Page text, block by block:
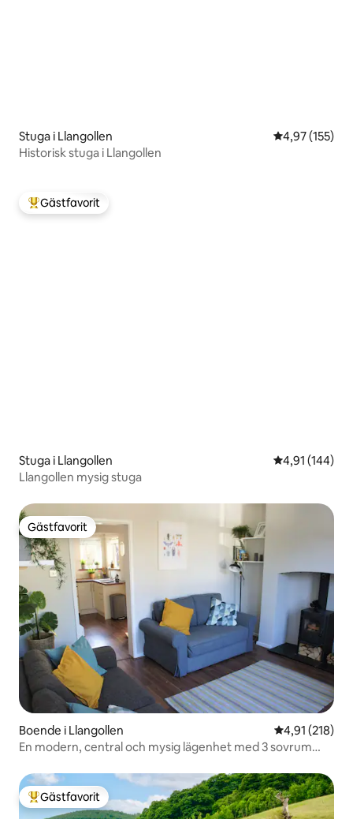
Stuga i Llangollen 4,97 av 5 i
4,97 (155)
Historisk stuga i Llangollen
Populär gästfavorit
Gästfavorit
Stuga i Llangollen 4,91 av 5 i
4,91 (144)
Llangollen mysig stuga
Gästfavorit
Gästfavorit
Boende i Llangollen 4,91 av 5 i
4,91 (218)
En modern, central och mysig lägenhet med 3 sovrum
Populär gästfavorit
Gästfavorit